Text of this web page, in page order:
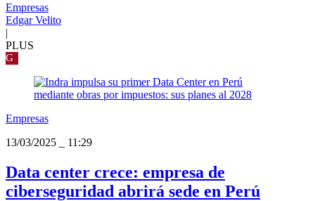
Empresas
Edgar Velito
|
PLUS
G
Empresas
13/03/2025
11:29
Data center crece: empresa de
ciberseguridad abrirá sede en Perú